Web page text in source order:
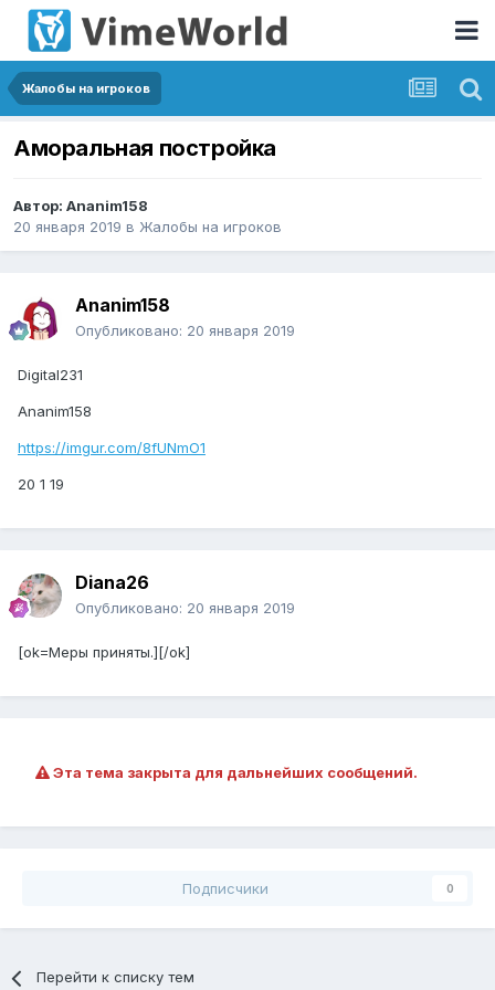
Жалобы на игроков
Аморальная постройка
Автор: Ananim158
20 января 2019 в Жалобы на игроков
Ananim158
Опубликовано: 20 января 2019
Digital231
Ananim158
https://imgur.com/8fUNmO1
20 1 19
Diana26
Опубликовано: 20 января 2019
[ok=Меры приняты.][/ok]
Эта тема закрыта для дальнейших сообщений.
Подписчики 0
Перейти к списку тем